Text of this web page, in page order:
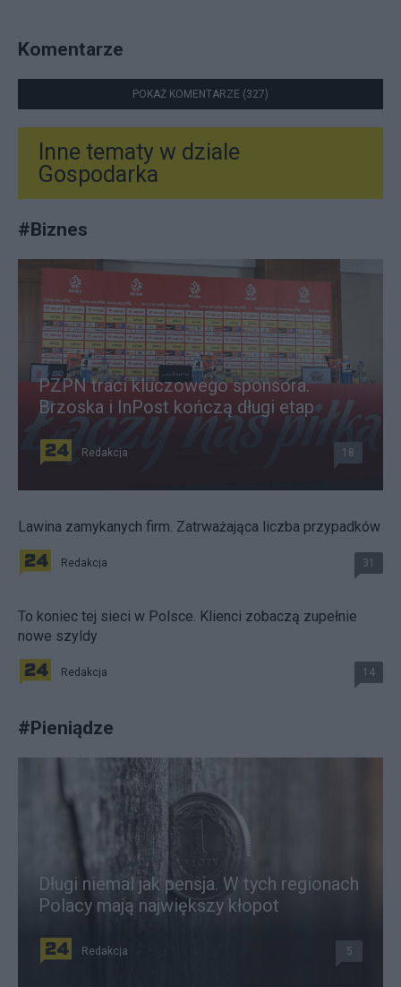
Komentarze
POKAŻ KOMENTARZE (327)
Inne tematy w dziale
Gospodarka
#Biznes
PZPN traci kluczowego sponsora.
Brzoska i InPost kończą długi etap
Redakcja 18
Lawina zamykanych firm. Zatrważająca liczba przypadków
Redakcja 31
To koniec tej sieci w Polsce. Klienci zobaczą zupełnie
nowe szyldy
Redakcja 14
#Pieniądze
Długi niemal jak pensja. W tych regionach
Polacy mają największy kłopot
Redakcja 5